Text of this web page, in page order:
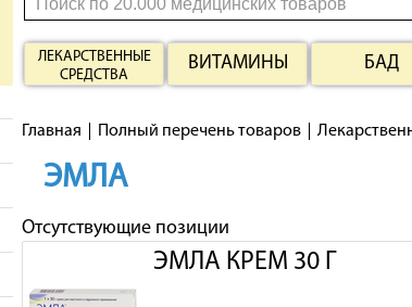
ЛЕКАРСТВЕННЫЕ
СРЕДСТВА
ВИТАМИНЫ БАД
Главная Полный перечень товаров
ЭМЛА
Отсутствующие позиции
ЭМЛА КРЕМ 30 Г